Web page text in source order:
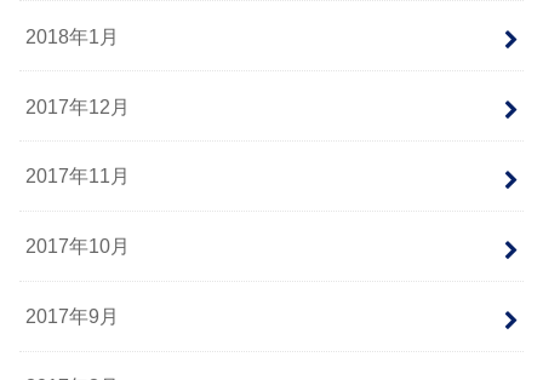
2018年1月
2017年12月
2017年11月
2017年10月
2017年9月